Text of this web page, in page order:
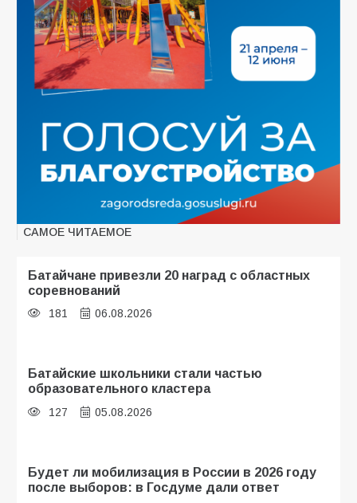
САМОЕ ЧИТАЕМОЕ
Батайчане привезли 20 наград с областных
соревнований
181 06.08.2026
Батайские школьники стали частью
образовательного кластера
127 05.08.2026
Будет ли мобилизация в России в 2026 году
после выборов: в Госдуме дали ответ